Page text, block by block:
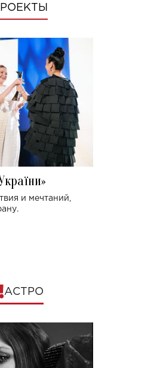
и мечтаний,
АСТРО